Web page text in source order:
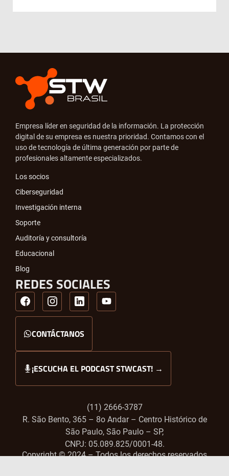
Empresa líder en seguridad de la información. La protección
digital de su empresa es nuestra prioridad. Contamos con el
uso de tecnología de última generación por parte de
profesionales altamente especializados.
Los socios
Ciberseguridad
Investigación interna
Soporte
Auditoría y consultoría
Educacional
Blog
REDES SOCIALES
CONTÁCTANOS
¡ESCUCHA EL PODCAST STWCAST! →
(11) 2666-3787
R. São Bento, 365 – 8o Andar – Centro Histórico de
São Paulo, São Paulo – SP,
CNPJ: 05.089.825/0001-48.
Copyright ©️ 2024 – Todos los derechos reservados.